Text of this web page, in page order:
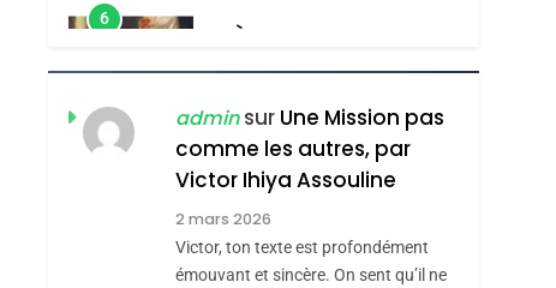
6
FIÈRE, DIGNE ET
RÉSILIENTE :
POURQUOI JE
REVENDIQUE MA
JUDAÏTE Par Thérèse
Zrihen-Dvir
ISRAÉL JUDAISME
CE QUI NOUS
MANQUE – Jacques
Hadida
JUDAISME
adminsur Une Mission pas
comme les autres, par
Victor Ihiya Assouline
2 mars 2026
Victor, ton texte est profondément
émouvant et sincère. On sent qu’il ne